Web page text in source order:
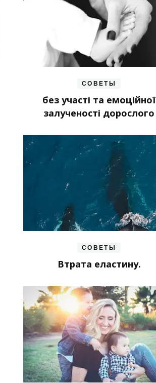
СОВЕТЫ
без участі та емоційної
залученості дорослого
СОВЕТЫ
Втрата еластину.